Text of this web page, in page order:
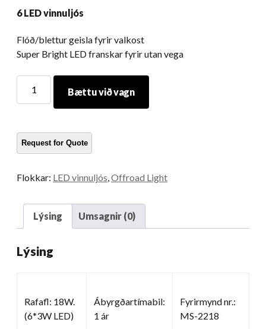
6 LED vinnuljós
Flóð/blettur geisla fyrir valkost
Super Bright LED franskar fyrir utan vega
LED
Bættu við vagn
Flokkar: LED vinnuljós Offroad Light
Lýsing Umsagnir (0)
Lýsing
Rafafl: 18W.
(6*3W LED)
Ábyrgðartímabil:
1 ár
Fyrirmynd nr.:
MS-2218